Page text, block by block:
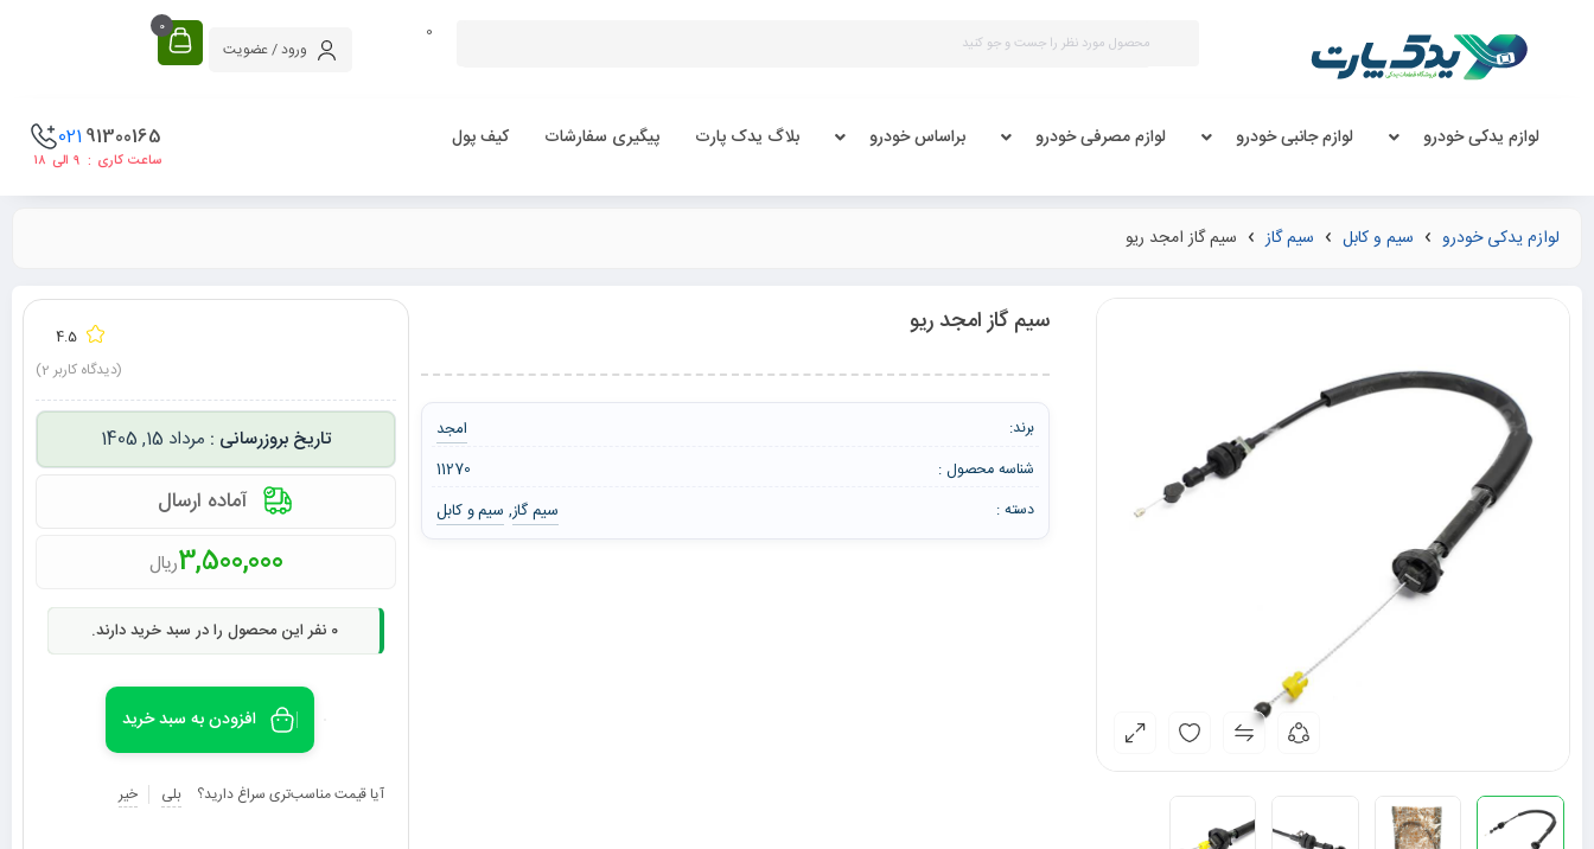
0
ورود / عضویت
0
لوازم یدکی خودرو لوازم جانبی خودرو لوازم مصرفی خودرو براساس خودرو بلاگ یدک پارت پیگیری سفارشات کیف پول 91300165
021
ساعت کاری : ۹ الی ۱۸
لوازم یدکی خودرو سیم و کابل سیم گاز سیم گاز امجد ریو
سیم گاز امجد ریو
برند: امجد
شناسه محصول :
11270
دسته :
سیم گاز, سیم و کابل
4.5
(دیدگاه کاربر 2
)
مرداد 15, 1405
آماده ارسال
3,500,000ریال
0 نفر این محصول را در سبد خرید دارند.
افزودن به سبد خرید
آیا قیمت مناسب‌تری سراغ دارید؟ بلی خیر